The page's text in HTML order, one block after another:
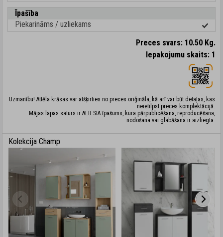
Īpašība
Piekarināms / uzliekams
Preces svars: 10.50 Kg.
Iepakojumu skaits: 1
Uzmanību! Attēla krāsas var atšķirties no preces oriģināla, kā arī var būt detaļas, kas
neietilpst preces komplektācijā.
Mājas lapas saturs ir ALB SIA īpašums, kura pārpublicēšana, reproducēšana,
nodošana vai glabāšana ir aizliegta.
Kolekcija Champ